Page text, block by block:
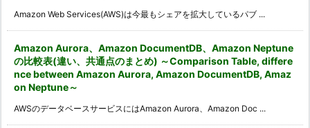
Amazon Web Services(AWS)は今最もシェアを拡大しているパブ ...
Amazon Aurora、Amazon DocumentDB、Amazon Neptune
の比較表(違い、共通点のまとめ) ～Comparison Table, differe
nce between Amazon Aurora, Amazon DocumentDB, Amaz
on Neptune～
AWSのデータベースサービスにはAmazon Aurora、Amazon Doc ...